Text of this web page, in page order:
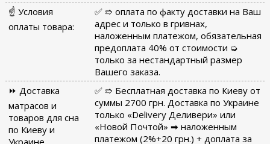
☝ Условия
оплаты товара:
✅ ➱ оплата по факту доставки на Ваш
адрес и только в гривнах,
наложенным платежом, обязательная
предоплата 40% от стоимости ➭
только за нестандартный размер
Вашего заказа.
⏩ Доставка
матрасов и
товаров для сна
по Киеву и
✅ ➱ Бесплатная доставка по Киеву от
суммы 2700 грн. Доставка по Украине
только «Delivery Деливери» или
«Новой Почтой» ➡ наложенным
платежом (2%+20 грн.) + доплата за